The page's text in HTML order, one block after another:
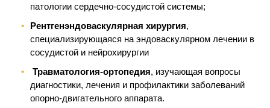
патологии сердечно-сосудистой системы;
Рентгенэндоваскулярная хирургия,
специализирующаяся на эндоваскулярном лечении в
сосудистой и нейрохирургии
Травматология-ортопедия, изучающая вопросы
диагностики, лечения и профилактики заболеваний
опорно-двигательного аппарата.